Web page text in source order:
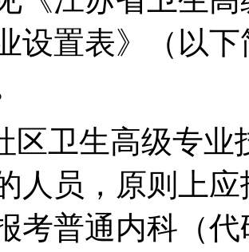
设置表》（以
区卫生高级专
人员，原则上
考普通内科（